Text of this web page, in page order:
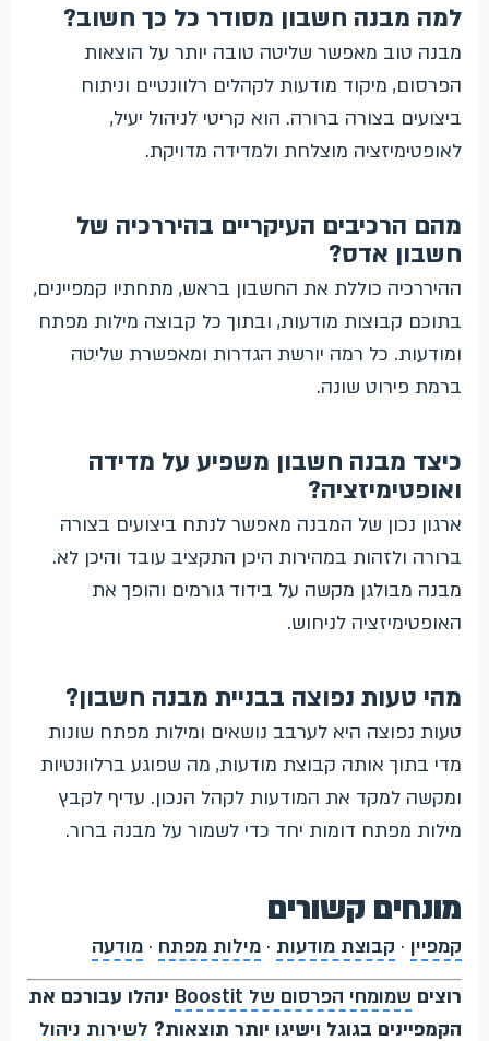
למה מבנה חשבון מסודר כל כך חשוב?
מבנה טוב מאפשר שליטה טובה יותר על הוצאות
הפרסום, מיקוד מודעות לקהלים רלוונטיים וניתוח
ביצועים בצורה ברורה. הוא קריטי לניהול יעיל,
לאופטימיזציה מוצלחת ולמדידה מדויקת.
מהם הרכיבים העיקריים בהיררכיה של
חשבון אדס?
ההיררכיה כוללת את החשבון בראש, מתחתיו קמפיינים,
בתוכם קבוצות מודעות, ובתוך כל קבוצה מילות מפתח
ומודעות. כל רמה יורשת הגדרות ומאפשרת שליטה
ברמת פירוט שונה.
כיצד מבנה חשבון משפיע על מדידה
ואופטימיזציה?
ארגון נכון של המבנה מאפשר לנתח ביצועים בצורה
ברורה ולזהות במהירות היכן התקציב עובד והיכן לא.
מבנה מבולגן מקשה על בידוד גורמים והופך את
האופטימיזציה לניחוש.
מהי טעות נפוצה בבניית מבנה חשבון?
טעות נפוצה היא לערבב נושאים ומילות מפתח שונות
מדי בתוך אותה קבוצת מודעות, מה שפוגע ברלוונטיות
ומקשה למקד את המודעות לקהל הנכון. עדיף לקבץ
מילות מפתח דומות יחד כדי לשמור על מבנה ברור.
מונחים קשורים
קמפיין · קבוצת מודעות · מילות מפתח · מודעה
רוצים שמומחי הפרסום של Boostit
ינהלו עבורכם את
הקמפיינים בגוגל וישיגו יותר תוצאות? לשירות ניהול